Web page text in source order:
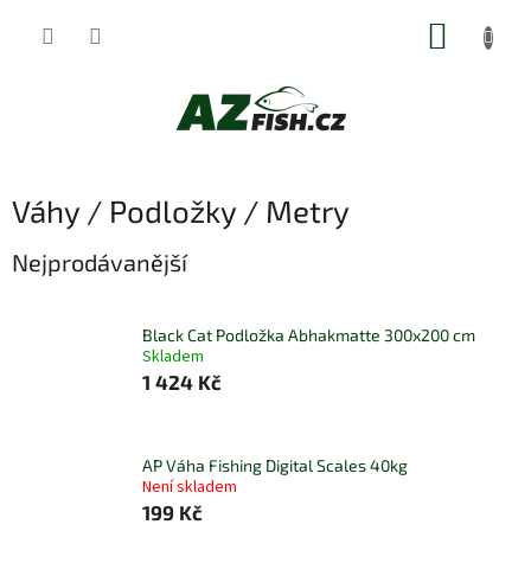
Váhy / Podložky / Metry
Nejprodávanější
Black Cat Podložka Abhakmatte 300x200 cm
Skladem
1 424 Kč
AP Váha Fishing Digital Scales 40kg
Není skladem
199 Kč